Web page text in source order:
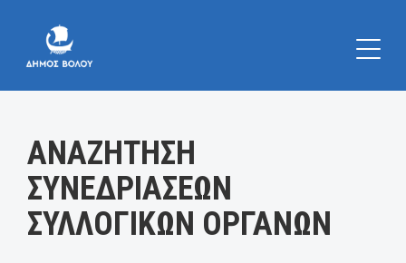
ΑΝΑΖΗΤΗΣΗ
ΣΥΝΕΔΡΙΑΣΕΩΝ
ΣΥΛΛΟΓΙΚΩΝ ΟΡΓΑΝΩΝ